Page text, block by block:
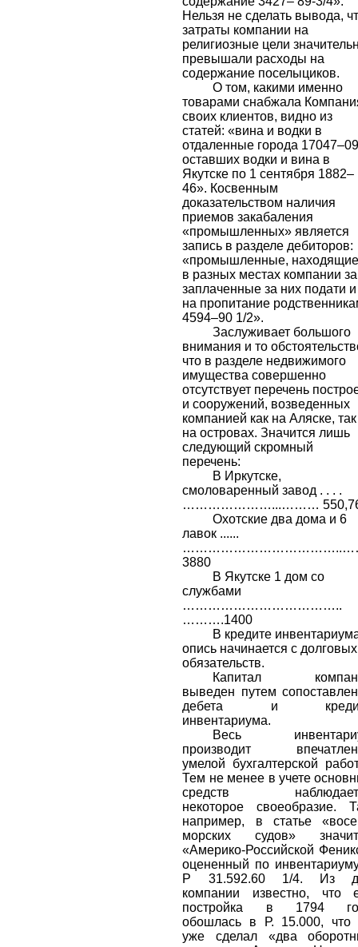
Нельзя не сделать вывода,
затраты компании на
религиозные цели
превышали расходы на
содержание поселыциков.
О том, какими именно
товарами снабжала
своих клиентов, видно из
статей: «вина и водки в
отдаленные города
оставших водки и вина в
Якутске по 1 сентября 1882–
46». Косвенным
доказательством наличия
приемов закабаления
«промышленных» является
запись в разделе дебиторов:
«промышленные,
в разных местах компании за
заплаченные за них подати и
на пропитание
4594–90 1/2».
Заслуживает большого
внимания и то
что в разделе недвижимого
имущества совершенно
отсутствует перечень
и сооружений, возведенных
компанией как на Аляске,
на островах. Значится лишь
следующий скромный
перечень:
В Иркутске,
смоловаренный завод . . . .
…………………...………
Охотские два дома и 6
лавок ......
3880
В Якутске 1 дом со
службами
………………………………..
……….1400
В кредите
опись начинается с долговых
обязательств.
Капитал
выведен путем
дебета и
инвентариума.
Весь
производит
умелой бухгалтерской
Тем не менее в учете
средств
некоторое своеобразие.
например, в статье
морских судов»
«Америко-Российской
оцененный по
Р 31.592.60 1/4. Из
компании известно, что
постройка в 1794
обошлась в Р. 15.000, что
уже сделал «два